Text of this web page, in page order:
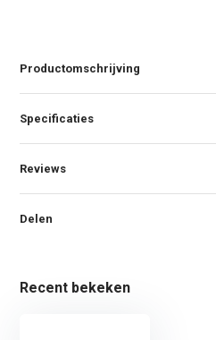
Productomschrijving
Specificaties
Reviews
Delen
Recent bekeken